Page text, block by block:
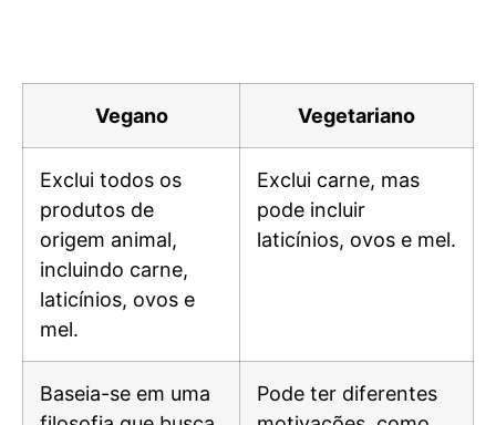
Vegano Vegetariano
Exclui todos os
produtos de
origem animal,
incluindo carne,
laticínios, ovos e
mel.
Exclui carne, mas
pode incluir
laticínios, ovos e mel.
Baseia-se em uma
Pode ter diferentes